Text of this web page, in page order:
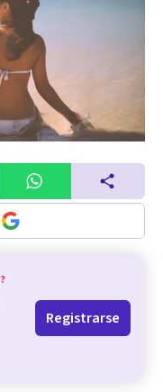
?
Registrarse